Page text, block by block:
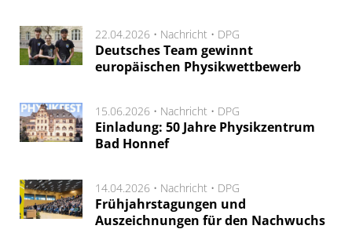
22.04.2026 • Nachricht • DPG
Deutsches Team gewinnt
europäischen Physikwettbewerb
15.06.2026 • Nachricht • DPG
Einladung: 50 Jahre Physikzentrum
Bad Honnef
14.04.2026 • Nachricht • DPG
Frühjahrstagungen und
Auszeichnungen für den Nachwuchs